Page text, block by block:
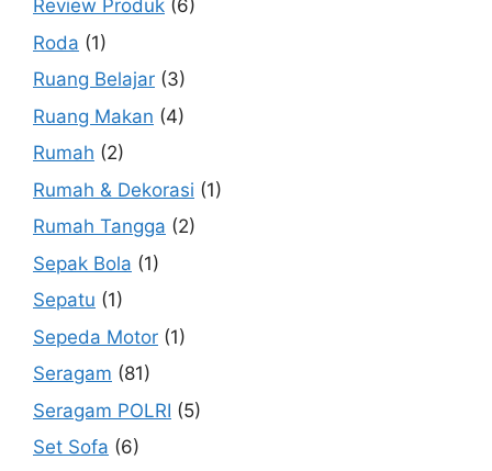
Review Produk (6)
Roda (1)
Ruang Belajar (3)
Ruang Makan (4)
Rumah (2)
Rumah & Dekorasi (1)
Rumah Tangga (2)
Sepak Bola (1)
Sepatu (1)
Sepeda Motor (1)
Seragam (81)
Seragam POLRI (5)
Set Sofa (6)